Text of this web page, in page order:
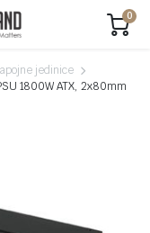
0
jedinice
1800W ATX, 2x80mm